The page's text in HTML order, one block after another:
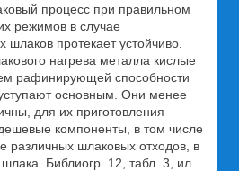
процесс при правильном
режимов в случае
шлаков протекает устойчиво.
нагрева металла кислые
рафинирующей способности
основным. Они менее
для их приготовления
компоненты, в том числе
различных шлаковых отходов, в
Библиогр. 12, табл. 3, ил.